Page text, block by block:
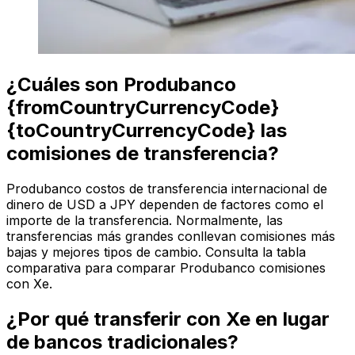
¿Cuáles son Produbanco
{fromCountryCurrencyCode}
{toCountryCurrencyCode} las
comisiones de transferencia?
Produbanco costos de transferencia internacional de
dinero de USD a JPY dependen de factores como el
importe de la transferencia. Normalmente, las
transferencias más grandes conllevan comisiones más
bajas y mejores tipos de cambio. Consulta la tabla
comparativa para comparar Produbanco comisiones
con Xe.
¿Por qué transferir con Xe en lugar
de bancos tradicionales?